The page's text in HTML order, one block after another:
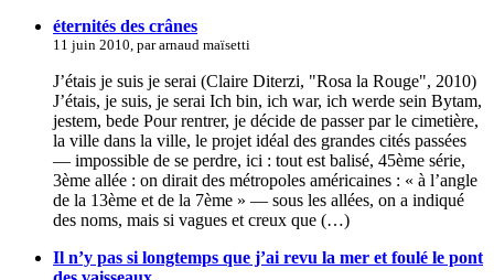
éternités des crânes
11 juin 2010, par arnaud maïsetti
J’étais je suis je serai (Claire Diterzi, "Rosa la Rouge", 2010)
J’étais, je suis, je serai Ich bin, ich war, ich werde sein Bytam,
jestem, bede Pour rentrer, je décide de passer par le cimetière,
la ville dans la ville, le projet idéal des grandes cités passées
— impossible de se perdre, ici : tout est balisé, 45ème série,
3ème allée : on dirait des métropoles américaines : « à l’angle
de la 13ème et de la 7ème » — sous les allées, on a indiqué
des noms, mais si vagues et creux que (…)
Il n’y pas si longtemps que j’ai revu la mer et foulé le pont